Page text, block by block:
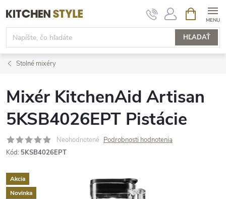
na
obsah
HĽADAŤ
KOŠÍK
Stolné mixéry
Mixér KitchenAid Artisan
5KSB4026EPT Pistácie
Neohodnotené Podrobnosti hodnotenia
Kód: 5KSB4026EPT
Akcia
Novinka